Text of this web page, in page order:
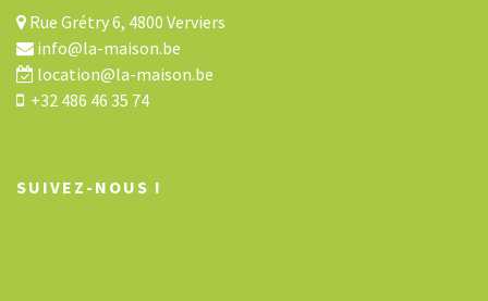
Rue Grétry 6, 4800 Verviers
info@la-maison.be
location@la-maison.be
+32 486 46 35 74
SUIVEZ-NOUS !